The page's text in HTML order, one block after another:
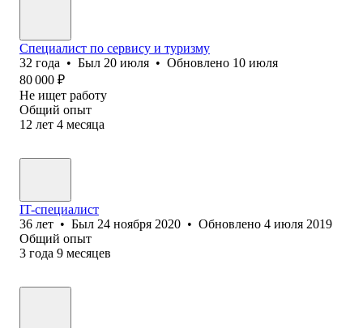
Специалист по сервису и туризму
32 года • Был 20 июля • Обновлено 10 июля
80 000 ₽
Не ищет работу
Общий опыт
12 лет 4 месяца
IT-специалист
36 лет • Был 24 ноября 2020 • Обновлено 4 июля 2019
Общий опыт
3 года 9 месяцев